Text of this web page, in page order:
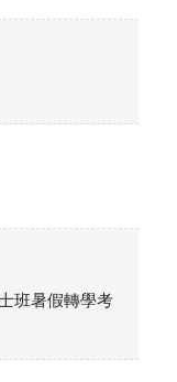
班暑假轉學考